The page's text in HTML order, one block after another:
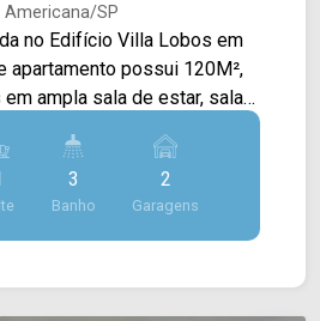
SP
no Edifício Villa Lobos em
ampla sala de estar, sala
a cozinha planejada, e
e banheiro. > 03
> 03 banheiros, sendo
> 02 vagas de garagem
3
Banho
2
Garagens